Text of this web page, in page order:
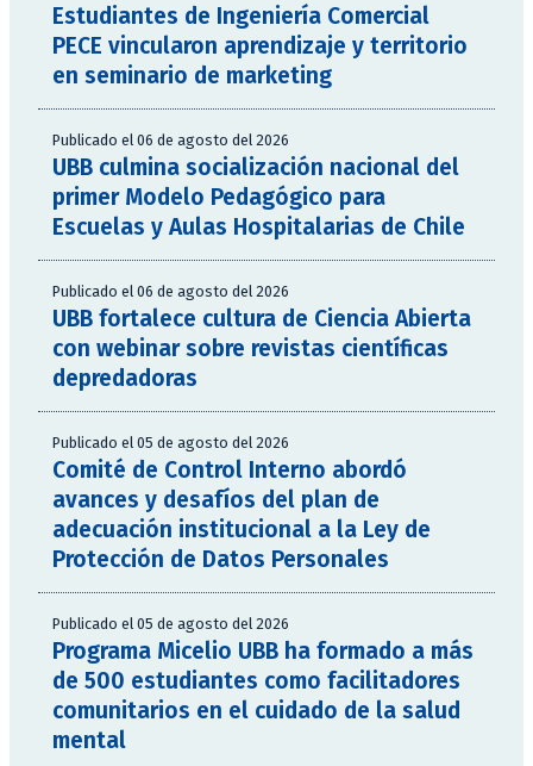
Estudiantes de Ingeniería Comercial
PECE vincularon aprendizaje y territorio
en seminario de marketing
Publicado el 06 de agosto del 2026
UBB culmina socialización nacional del
primer Modelo Pedagógico para
Escuelas y Aulas Hospitalarias de Chile
Publicado el 06 de agosto del 2026
UBB fortalece cultura de Ciencia Abierta
con webinar sobre revistas científicas
depredadoras
Publicado el 05 de agosto del 2026
Comité de Control Interno abordó
avances y desafíos del plan de
adecuación institucional a la Ley de
Protección de Datos Personales
Publicado el 05 de agosto del 2026
Programa Micelio UBB ha formado a más
de 500 estudiantes como facilitadores
comunitarios en el cuidado de la salud
mental